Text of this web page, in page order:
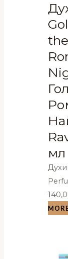
the
мл
Духи